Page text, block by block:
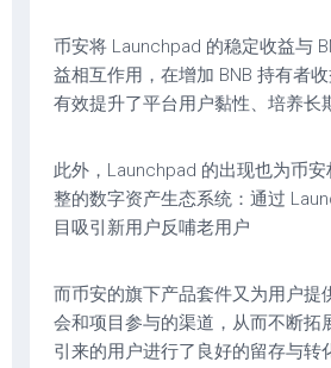
币安将 Launchpad 的稳定收益与
益相互作用，在增加 BNB 持有者
有效提升了平台用户黏性、培养长
此外，Launchpad 的出现也为币
整的数字资产生态系统：通过
目吸引新用户反哺老用户
而币安的旗下产品套件又为用户提
会和项目参与的渠道，从而不断拓
引来的用户进行了良好的留存与转